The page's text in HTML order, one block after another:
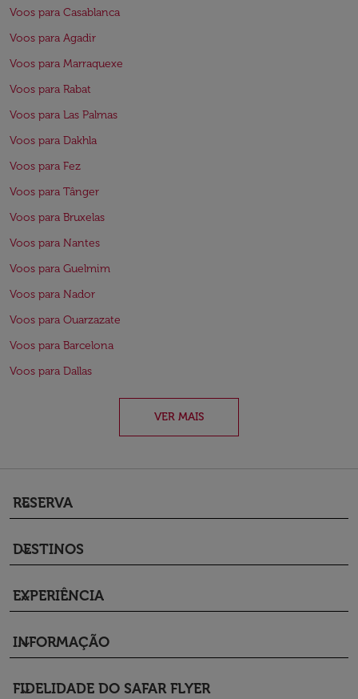
Voos para Casablanca
Voos para Agadir
Voos para Marraquexe
Voos para Rabat
Voos para Las Palmas
Voos para Dakhla
Voos para Fez
Voos para Tânger
Voos para Bruxelas
Voos para Nantes
Voos para Guelmim
Voos para Nador
Voos para Ouarzazate
Voos para Barcelona
Voos para Dallas
VER MAIS
RESERVA
keyboard_arrow_down
DESTINOS
keyboard_arrow_down
EXPERIÊNCIA
keyboard_arrow_down
INFORMAÇÃO
keyboard_arrow_down
FIDELIDADE DO SAFAR FLYER
keyboard_arrow_down